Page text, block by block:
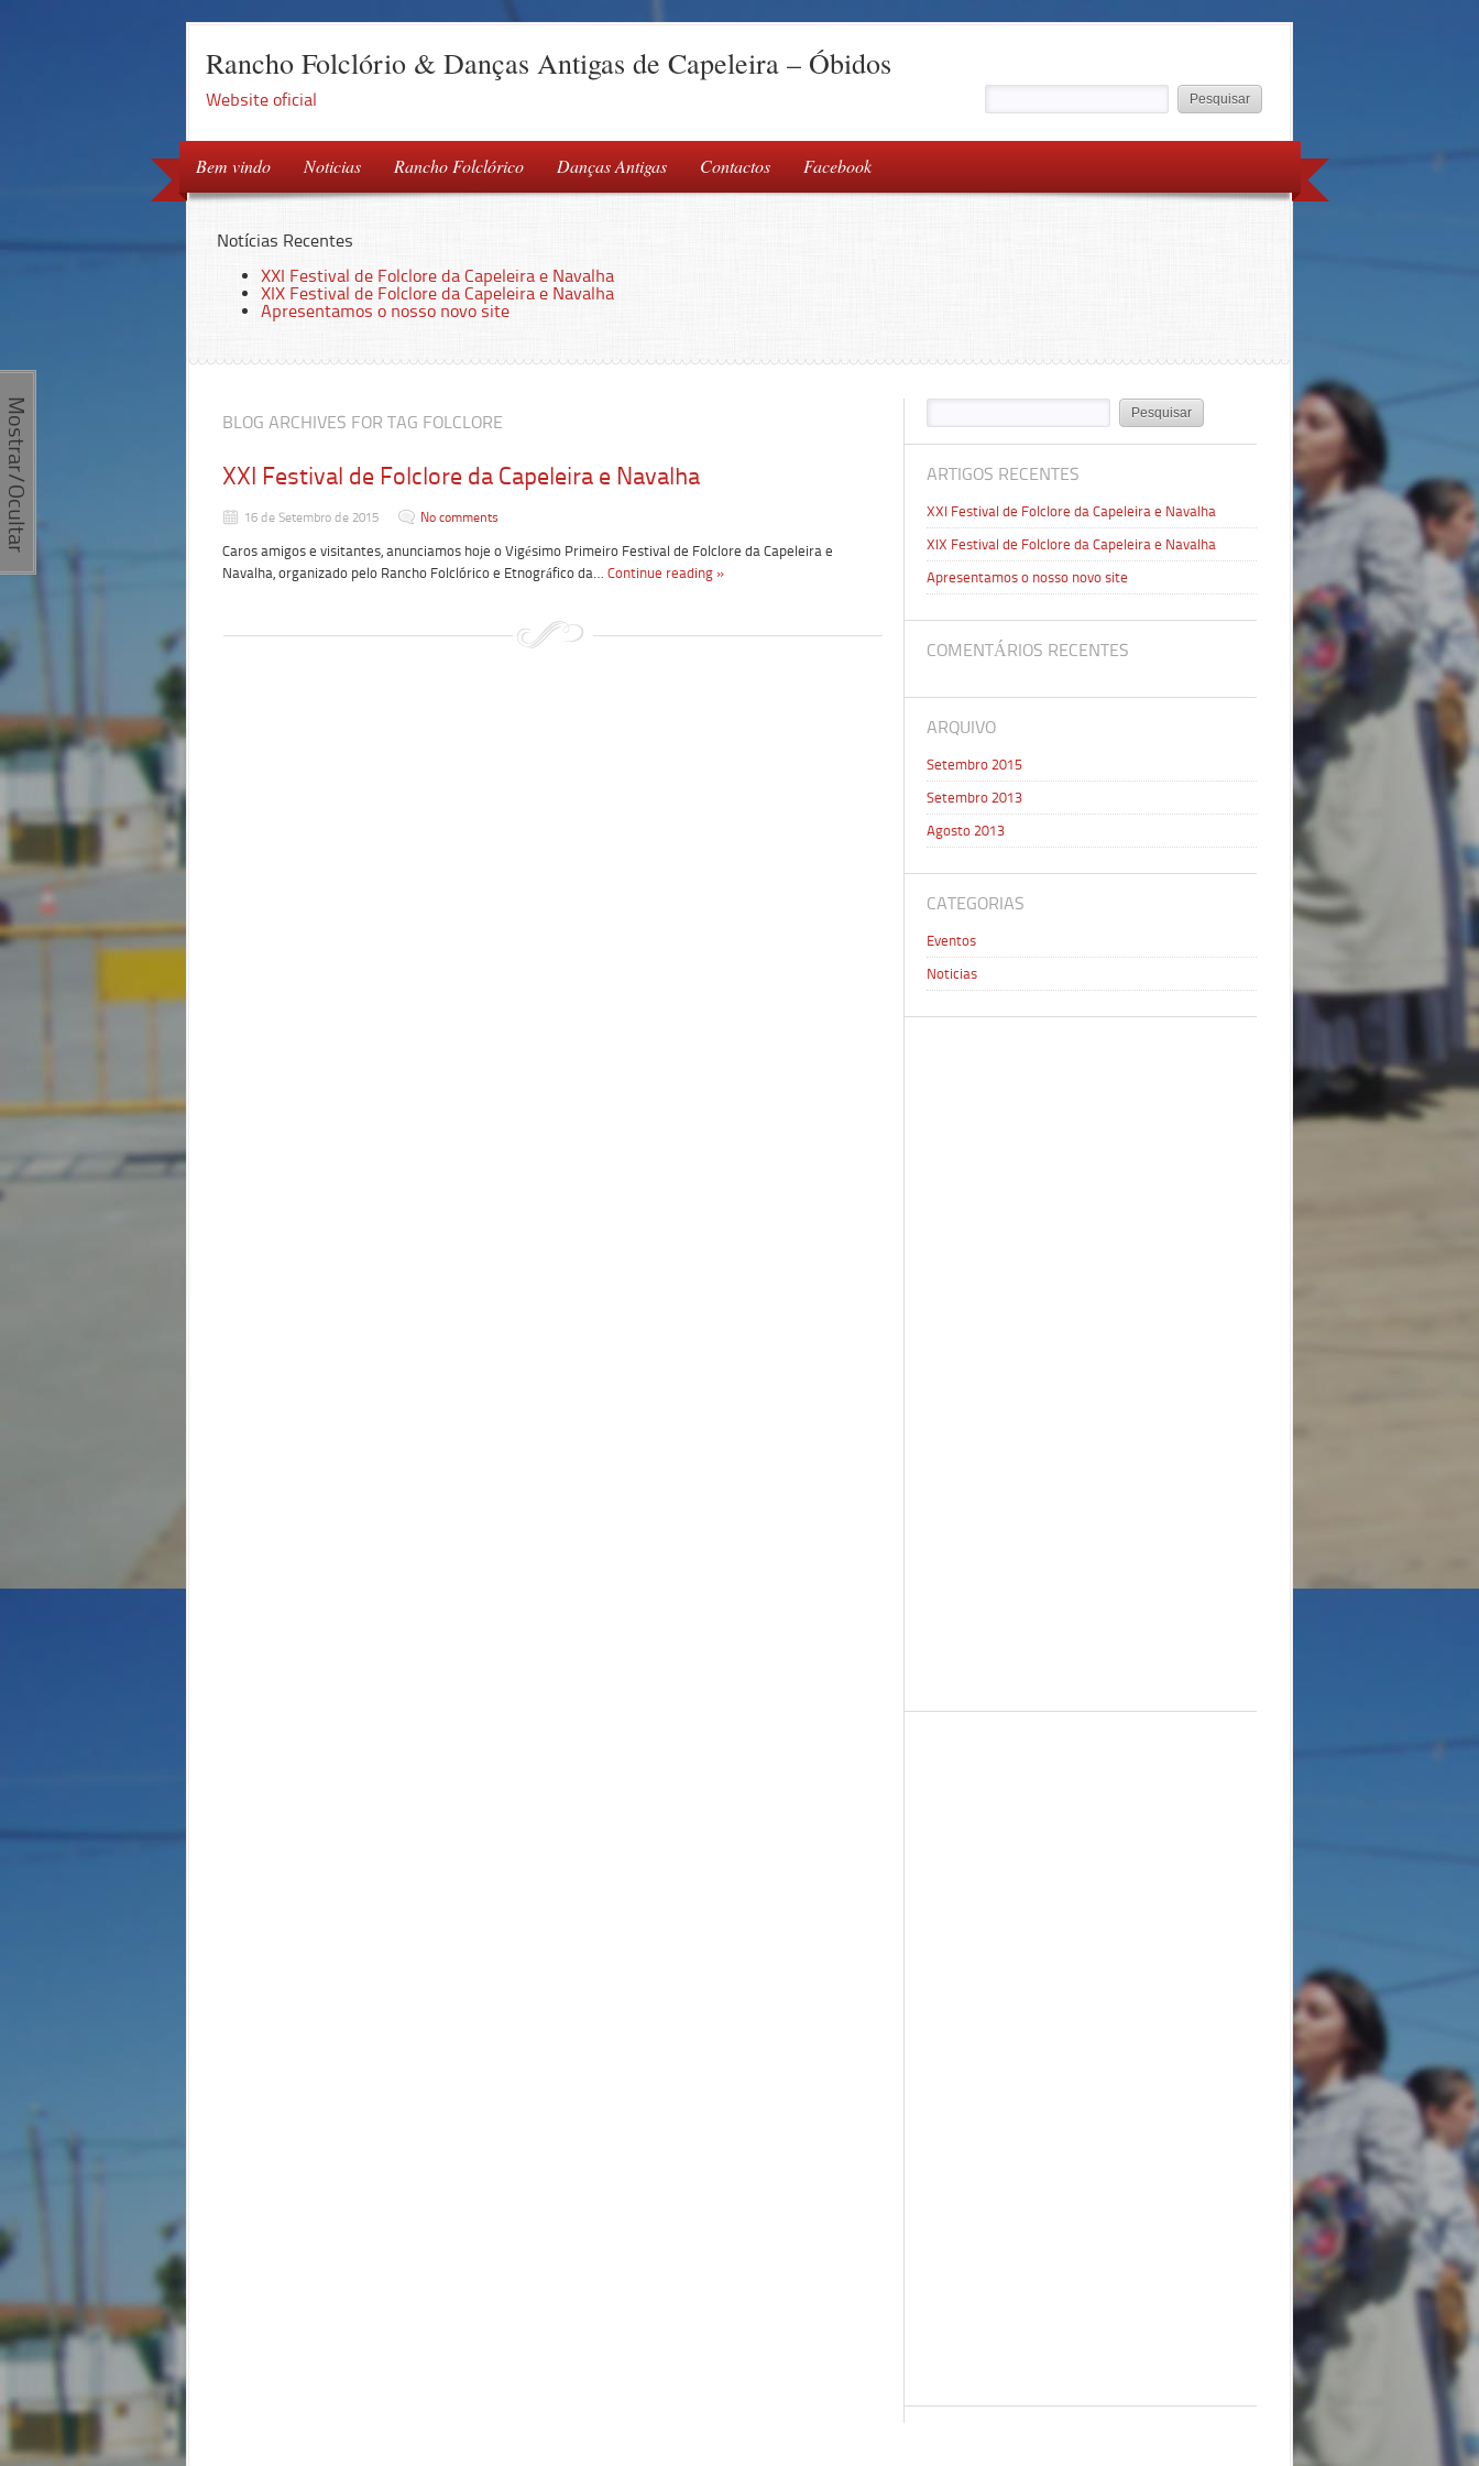
Mostrar/Ocultar
Rancho Folclório & Danças Antigas de Capeleira – Óbidos
Website oficial
Bem vindo Noticias Rancho Folclórico Danças Antigas Contactos Facebook
Notícias Recentes
XXI Festival de Folclore da Capeleira e Navalha
XIX Festival de Folclore da Capeleira e Navalha
Apresentamos o nosso novo site
BLOG ARCHIVES FOR TAG FOLCLORE
XXI Festival de Folclore da Capeleira e Navalha
16 de Setembro de 2015 No comments
Caros amigos e visitantes, anunciamos hoje o Vigésimo Primeiro Festival de Folclore da Capeleira e
Navalha, organizado pelo Rancho Folclórico e Etnográfico da… Continue reading »
ARTIGOS RECENTES
XXI Festival de Folclore da Capeleira e Navalha
XIX Festival de Folclore da Capeleira e Navalha
Apresentamos o nosso novo site
COMENTÁRIOS RECENTES
ARQUIVO
Setembro 2015
Setembro 2013
Agosto 2013
CATEGORIAS
Eventos
Noticias